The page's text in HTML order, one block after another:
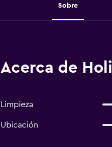
Sobre
Acerca de
Limpieza
Ubicación